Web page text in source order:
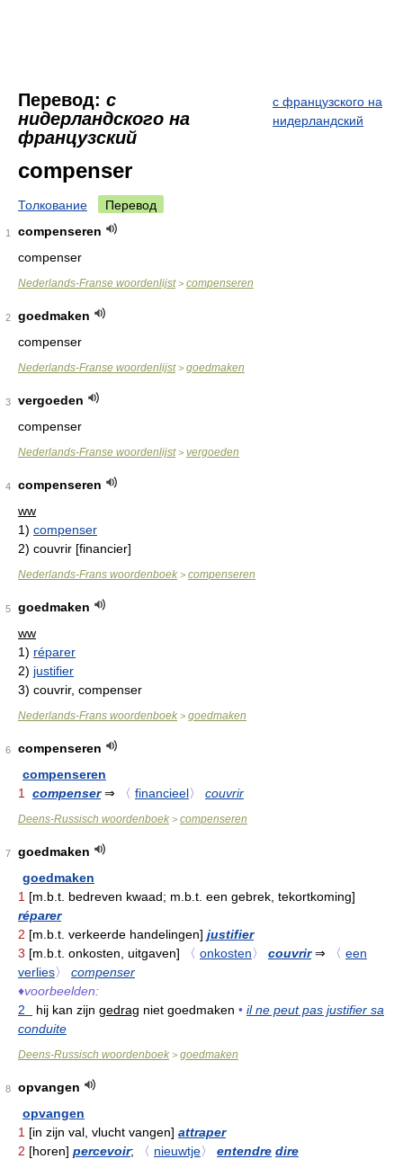
Перевод: с
нидерландского на
французский
с французского на
нидерландский
compenser
Толкование Перевод
1
compenseren
compenser
Nederlands-Franse woordenlijst> compenseren
2
goedmaken
compenser
Nederlands-Franse woordenlijst> goedmaken
3
vergoeden
compenser
Nederlands-Franse woordenlijst> vergoeden
4
compenseren
ww
1) compenser
2) couvrir [financier]
Nederlands-Frans woordenboek > compenseren
5
goedmaken
ww
1) réparer
2) justifier
3) couvrir, compenser
Nederlands-Frans woordenboek > goedmaken
6
compenseren
compenseren
1
compenser⇒ 〈 financieel〉 couvrir
Deens-Russisch woordenboek > compenseren
7
goedmaken
goedmaken
1 [m.b.t. bedreven kwaad; m.b.t. een gebrek, tekortkoming]
réparer
2 [m.b.t. verkeerde handelingen] justifier
3 [m.b.t. onkosten, uitgaven] 〈 onkosten〉 couvrir⇒ 〈 een
verlies〉
compenser
♦voorbeelden:
2
hij kan zijn gedrag niet goedmaken • il ne peut pas justifier sa
conduite
Deens-Russisch woordenboek > goedmaken
8
opvangen
opvangen
1 [in zijn val, vlucht vangen] attraper
2 [horen] percevoir; 〈 nieuwtje〉 entendre dire